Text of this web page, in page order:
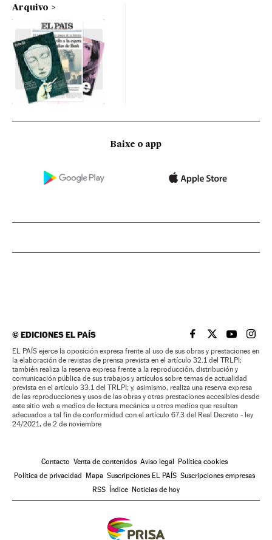
Arquivo
Baixe o app
©EDICIONES EL PAÍS EL PAÍS BRASIL EN
EL PAÍSEL PAÍS
EL
EL PAÍS ejerce la oposición expresa frente al uso de sus obras y prestaciones en
la elaboración de revistas de prensa prevista en el artículo 32.1 del TRLPI;
también realiza la reserva expresa frente a la reproducción, distribución y
comunicación pública de sus trabajos y artículos sobre temas de actualidad
prevista en el artículo 33.1 del TRLPI; y, asimismo, realiza una reserva expresa
de las reproducciones y usos de las obras y otras prestaciones accesibles desde
este sitio web a medios de lectura mecánica u otros medios que resulten
adecuados a tal fin de conformidad con el artículo 67.3 del Real Decreto - ley
24/2021, de 2 de noviembre
Contacto Venta de contenidos Aviso legal
Política cookies
Política de privacidad
Mapa Suscripciones EL PAÍS Suscripciones empresas
RSS
Índice Noticias de hoy